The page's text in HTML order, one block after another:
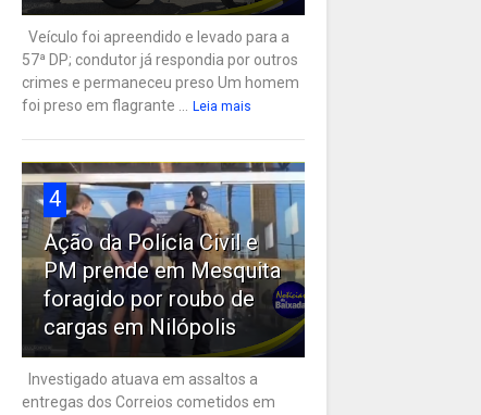
Veículo foi apreendido e levado para a
57ª DP; condutor já respondia por outros
crimes e permaneceu preso Um homem
foi preso em flagrante ... Leia mais
4
Ação da Polícia Civil e
PM prende em Mesquita
foragido por roubo de
cargas em Nilópolis
Investigado atuava em assaltos a
entregas dos Correios cometidos em